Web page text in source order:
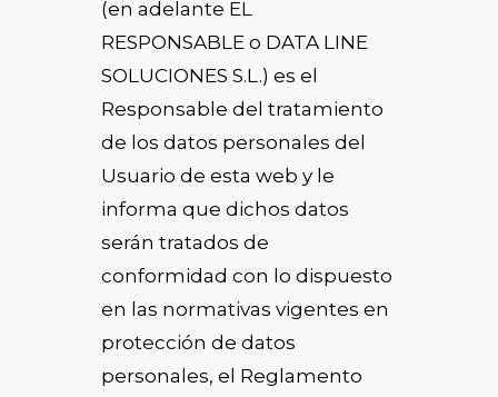
(en adelante EL
RESPONSABLE o DATA LINE
SOLUCIONES S.L.) es el
Responsable del tratamiento
de los datos personales del
Usuario de esta web y le
informa que dichos datos
serán tratados de
conformidad con lo dispuesto
en las normativas vigentes en
protección de datos
personales, el Reglamento